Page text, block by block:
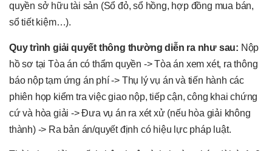
quyền sở hữu tài sản (Sổ đỏ, sổ hồng, hợp đồng mua bán,
sổ tiết kiệm…).
Quy trình giải quyết thông thường diễn ra như sau: Nộp
hồ sơ tại Tòa án có thẩm quyền -> Tòa án xem xét, ra thông
báo nộp tạm ứng án phí -> Thụ lý vụ án và tiến hành các
phiên họp kiểm tra việc giao nộp, tiếp cận, công khai chứng
cứ và hòa giải -> Đưa vụ án ra xét xử (nếu hòa giải không
thành) -> Ra bản án/quyết định có hiệu lực pháp luật.